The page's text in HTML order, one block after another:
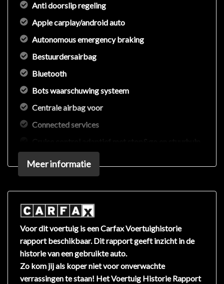
Anti doorslip regeling
Apple carplay/android auto
Autonomous emergency braking
Bestuurdersairbag
Bluetooth
Bots waarschuwing systeem
Centrale airbag voor
Connected services
Dodehoek detectie
Dodehoekdetectie met correctie
Draadloze telefoonlader
Elektronisch stabiliteits programma
Full-led koplampen
Hemelbekleding donker
Hoofd airbag(s) achter
Hoofd airbag(s) voor
Meer informatie
Voor dit voertuig is een Carfax Voertuighistorie
rapport beschikbaar. Dit rapport geeft inzicht in de
historie van een gebruikte auto.
Zo kom jij als koper niet voor onverwachte
verrassingen te staan! Het Voertuig Historie Rapport